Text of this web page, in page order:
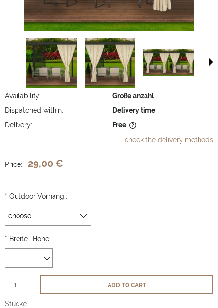
Availability:
Große anzahl
Dispatched within:
Delivery time
Delivery:
Free
check the delivery methods
Price: 29,00 €
* Outdoor Vorhang::
* Breite -Höhe:
Stücke
ADD TO CART